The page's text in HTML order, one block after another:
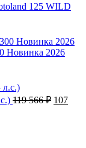
125 WILD
Новинка 2026
119 566₽ 107